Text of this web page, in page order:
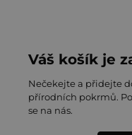
Váš košík je
Nečekejte a přidejte
přírodních pokrmů.
se na nás.